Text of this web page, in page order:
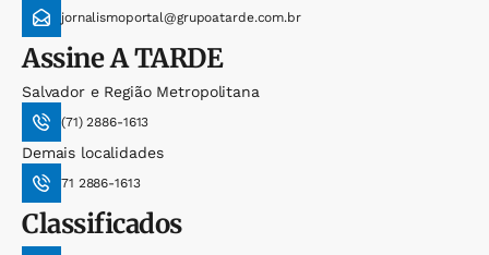
jornalismoportal@grupoatarde.com.br
AssineA TARDE
Salvador e Região Metropolitana
(71) 2886-1613
Demais localidades
71 2886-1613
Classificados